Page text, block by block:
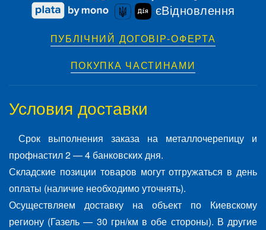
єВідновлення
ПУБЛІЧНИЙ ДОГОВІР-ОФЕРТА
ПОКУПКА ЧАСТИНАМИ
Условия доставки
Срок выполнения заказа на металлочерепицу и
профнастил 2 — 4 банковских дня.
Складские позиции товаров могут отгружаться в день
оплаты (наличие необходимо уточнять).
Осуществляем доставку на объект по Киевскому
региону (Газель — 30 грн/км в обе стороны). В другие